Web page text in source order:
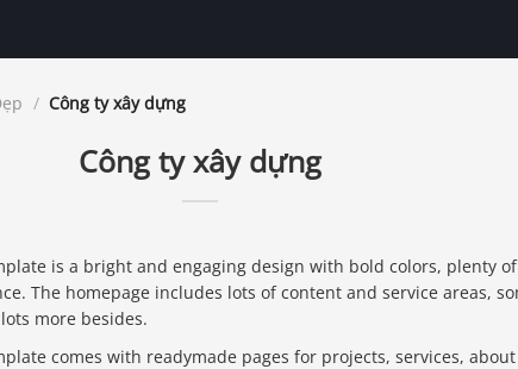
/ Công ty xây dựng
Công ty xây dựng
is a bright and engaging design with bold colors, plenty
The homepage includes lots of content and service areas,
more besides.
comes with readymade pages for projects, services,